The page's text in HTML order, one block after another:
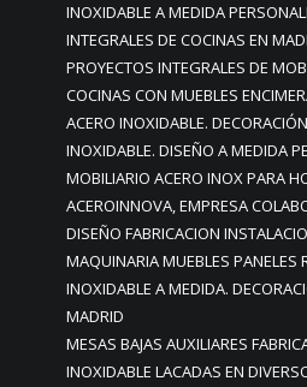
INOXIDABLE A MEDIDA
INTEGRALES DE COCINAS EN
PROYECTOS INTEGRALES DE
COCINAS CON MUEBLES
ACERO INOXIDABLE.
INOXIDABLE. DISEÑO A MEDIDA
MOBILIARIO ACERO INOX PARA
ACEROINNOVA, EMPRESA
DISEÑO FABRICACION
MAQUINARIA MUEBLES PANELES
INOXIDABLE A MEDIDA.
MADRID
MESAS BAJAS AUXILIARES
INOXIDABLE LACADAS EN